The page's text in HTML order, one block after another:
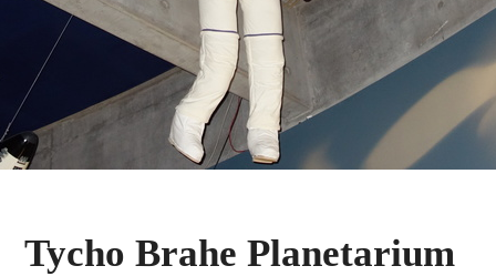
Tycho Brahe Planetarium